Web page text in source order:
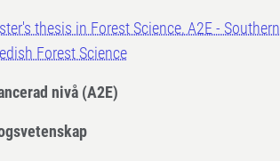
thesis in Forest Science, A2E - Southern
Forest Science
nivå (A2E)